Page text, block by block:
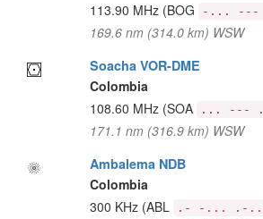
113.90 MHz (BOG -... ---
169.6 nm (314.0 km) WSW
Soacha VOR-DME
Colombia
108.60 MHz (SOA ... ---
171.1 nm (316.9 km) WSW
Ambalema NDB
Colombia
300 KHz (ABL .- -... .-..